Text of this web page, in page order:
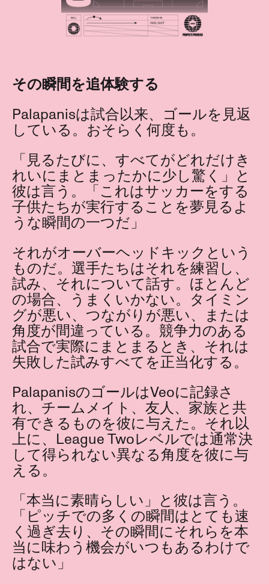
その瞬間を追体験する
Palapanisは試合以来、ゴールを見返
している。おそらく何度も。
「見るたびに、すべてがどれだけき
れいにまとまったかに少し驚く」と
彼は言う。「これはサッカーをする
子供たちが実行することを夢見るよ
うな瞬間の一つだ」
それがオーバーヘッドキックという
ものだ。選手たちはそれを練習し、
試み、それについて話す。ほとんど
の場合、うまくいかない。タイミン
グが悪い、つながりが悪い、または
角度が間違っている。競争力のある
試合で実際にまとまるとき、それは
失敗した試みすべてを正当化する。
PalapanisのゴールはVeoに記録さ
れ、チームメイト、友人、家族と共
有できるものを彼に与えた。それ以
上に、League Twoレベルでは通常決
して得られない異なる角度を彼に与
える。
「本当に素晴らしい」と彼は言う。
「ピッチでの多くの瞬間はとても速
く過ぎ去り、その瞬間にそれらを本
当に味わう機会がいつもあるわけで
はない」